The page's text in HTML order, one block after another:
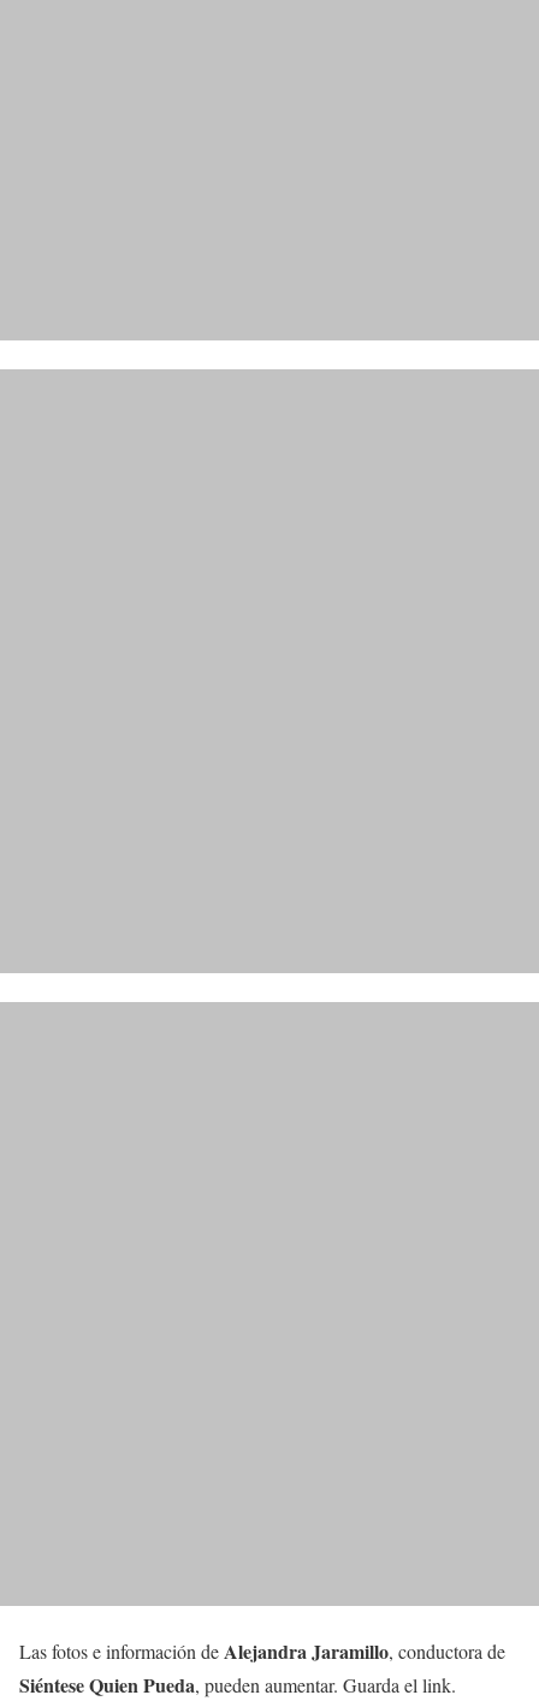
Las fotos e información deAlejandra Jaramillo, conductora de
Siéntese Quien Pueda, pueden aumentar. Guarda el link.